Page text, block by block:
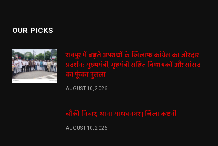
OUR PICKS
रायपुर में बढ़ते अपराधों के खिलाफ कांग्रेस का जोरदार
प्रदर्शन: मुख्यमंत्री, गृहमंत्री सहित विधायकों और सांसद
का फूंका पुतला
AUGUST 10, 2026
चौकी निवार, थाना माधवनगर | जिला कटनी
AUGUST 10, 2026